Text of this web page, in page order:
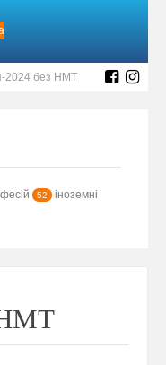
2024 без НМТ
52
іноземні
НМТ